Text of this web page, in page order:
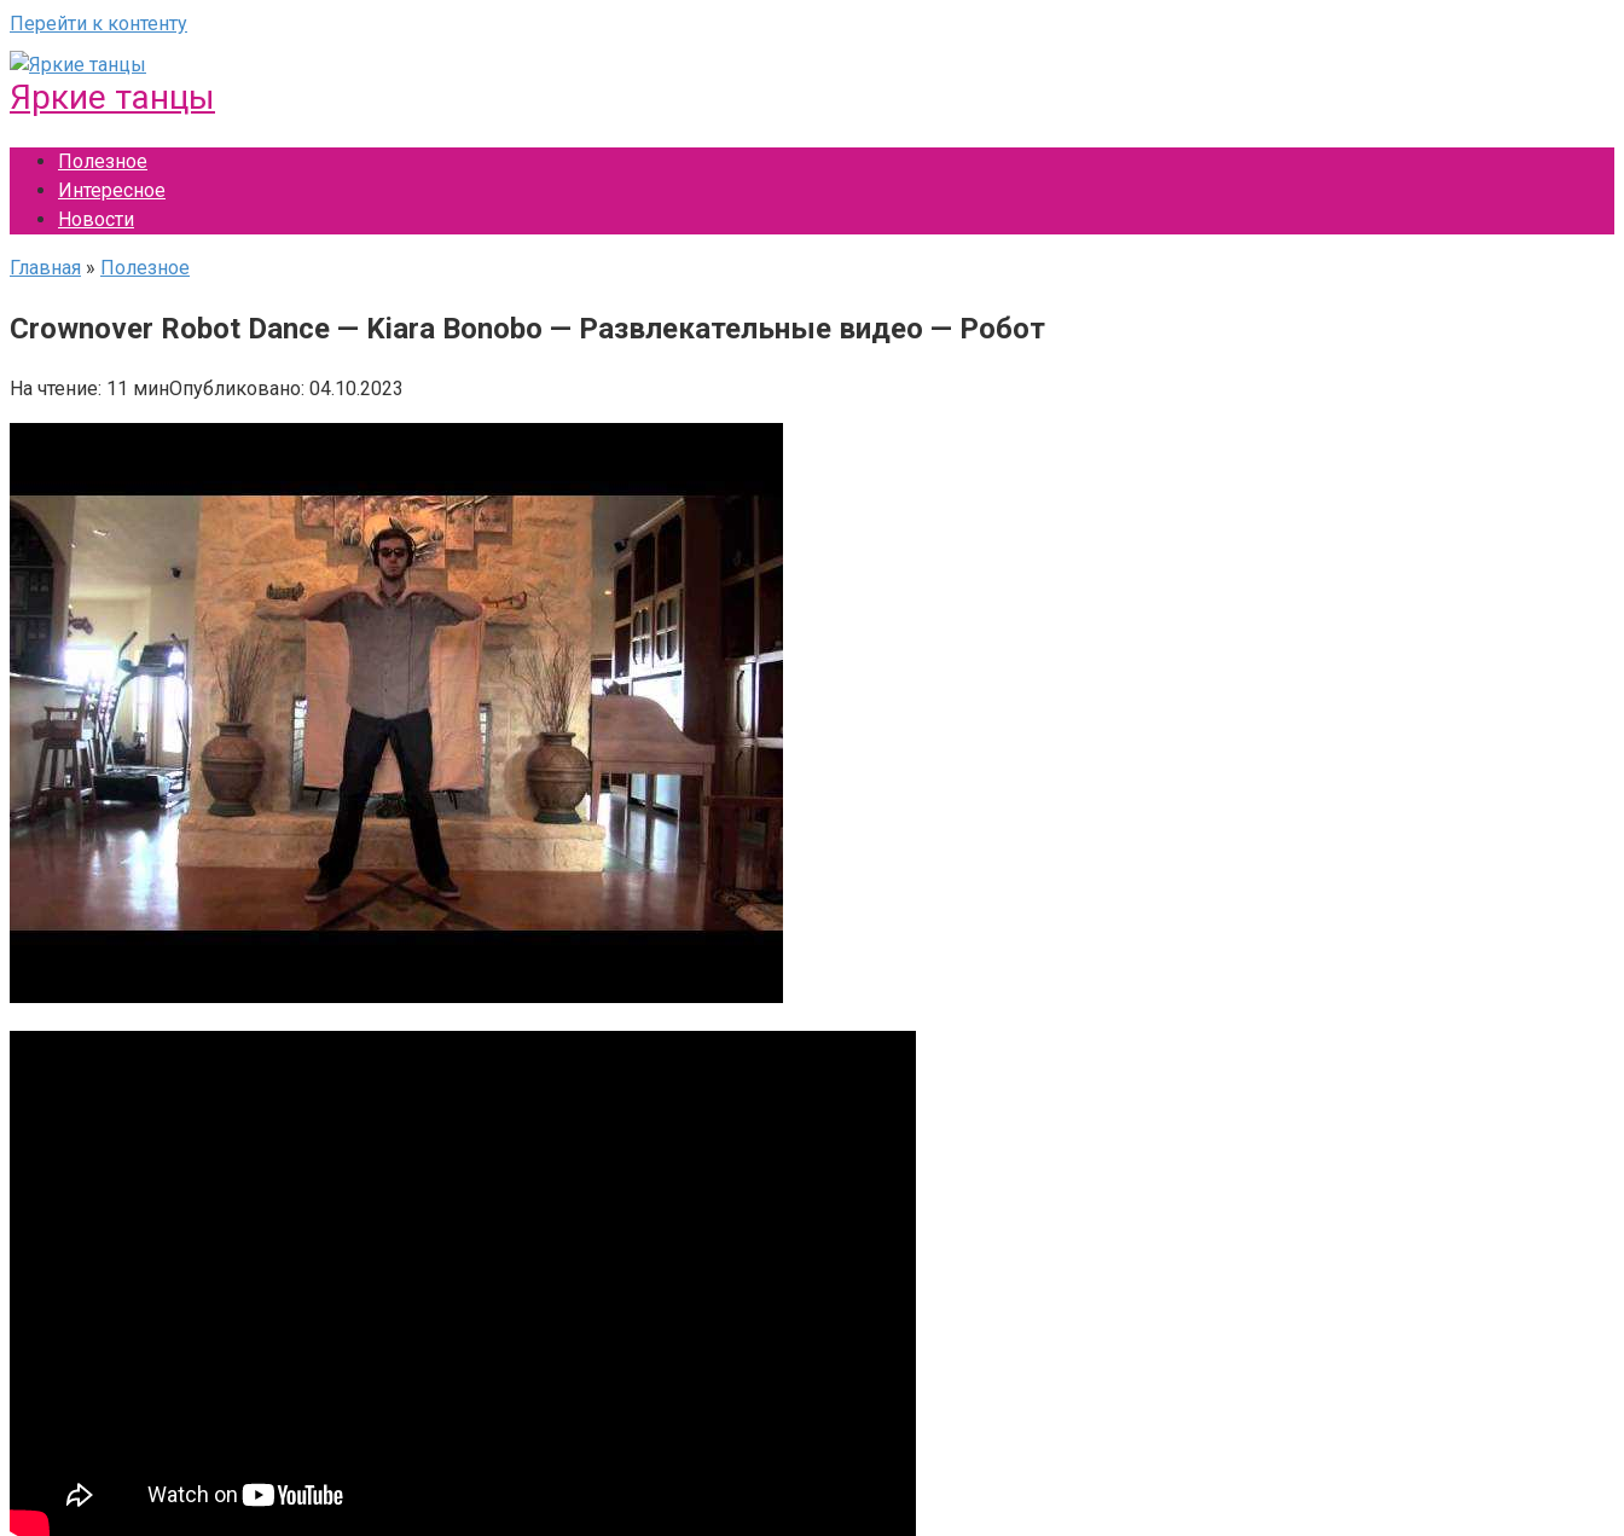
Перейти к контенту
Яркие танцы
Полезное
Интересное
Новости
Главная » Полезное
Crownover Robot Dance — Kiara Bonobo — Развлекательные видео — Робот
На чтение: 11 минОпубликовано: 04.10.2023